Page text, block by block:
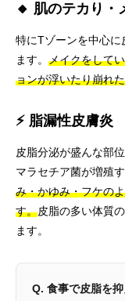
🔸 肌のテカり・
特にTゾーンを中心に
ます。 メイクをして
ョンが浮いたり崩れ
⚡ 脂漏性皮膚炎
皮脂分泌が盛んな部
マラセチア菌が増殖
み・かゆみ・フケの
す。皮脂の多い体質
ます。
Q. 食事で皮脂を